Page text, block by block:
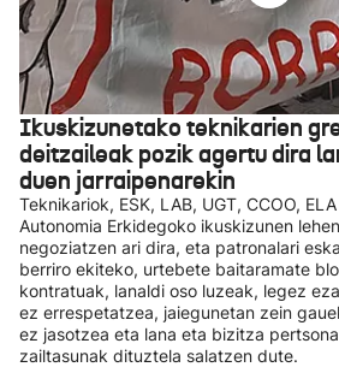
Ikuskizunetako teknikarien
deitzaileak pozik agertu dira
duen jarraipenarekin
Teknikariok, ESK, LAB, UGT, CCOO,
Autonomia Erkidegoko ikuskizunen
negoziatzen ari dira, eta patronalari
berriro ekiteko, urtebete baitaramate
kontratuak, lanaldi oso luzeak, legez
ez errespetatzea, jaiegunetan zein
ez jasotzea eta lana eta bizitza
zailtasunak dituztela salatzen dute.